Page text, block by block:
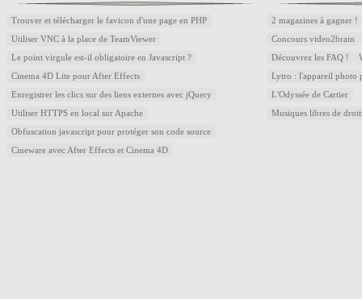
Trouver et télécharger le favicon d'une page en PHP
Utiliser VNC à la place de TeamViewer
Le point virgule est-il obligatoire en Javascript ?
Cinema 4D Lite pour After Effects
Enregistrer les clics sur des liens externes avec jQuery
Utiliser HTTPS en local sur Apache
Obfuscation javascript pour protéger son code source
Cineware avec After Effects et Cinema 4D
2 magazines à gagner !
Concours video2brain
Découvrez les FAQ !
Lytro : l'appareil photo
L'Odyssée de Cartier
Musiques libres de